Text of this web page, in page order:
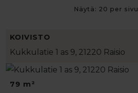
Näytä: 20 per sivu
KOIVISTO
Kukkulatie 1 as 9, 21220 Raisio
79 m²